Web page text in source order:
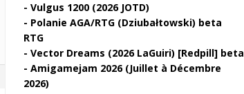
Vulgus 1200 (2026 JOTD)
Polanie AGA/RTG (Dziubałtowski) beta
RTG
Vector Dreams (2026 LaGuiri) [Redpill] beta
Amigamejam 2026 (Juillet à Décembre
2026)